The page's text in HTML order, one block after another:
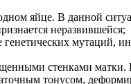
яйце. В данной
неразвившейся;
генетических
стенками
тонусом,